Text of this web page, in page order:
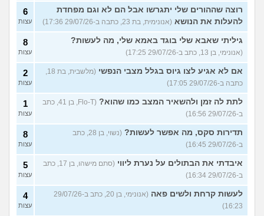
רוצה שההורים שלי יתגרשו אבל הם לא וגם מפחדת
להעלות את הנושא (אנונימית, בת 23, כתבה ב-29/07/26 17:36)
6
עצות
גיליתי שאבא שלי בוגד באמא שלי, מה לעשות?
(אנונימי, בן 13, כתב ב-29/07/26 17:25)
8
עצות
אם לא אגיע לצו גיוס בגלל מצבי הנפשי
(מלשבית, בת 18,
כתבה ב-29/07/26 17:05)
2
עצות
לתת לה זמן ולהשאיר המצב כמו שהוא?
(Flo-T, בן 41, כתב
ב-29/07/26 16:56)
1
עצות
תדירות סקס, מה אפשר לעשות?
(נשוי, בן 28, כתב
ב-29/07/26 16:45)
8
עצות
איבדתי את הבתולים על נערת ליווי
(סתם מישהו, בן 17, כתב
ב-29/07/26 16:34)
5
עצות
לעשות קרחת ולשים פאה
(אנונימי, בן 20, כתב ב-29/07/26
16:23)
4
עצות